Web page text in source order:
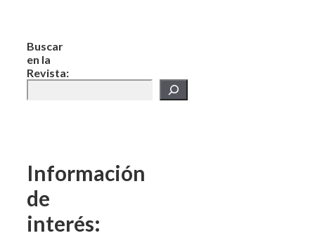
Buscar
en la
Revista:
Información
de
interés: